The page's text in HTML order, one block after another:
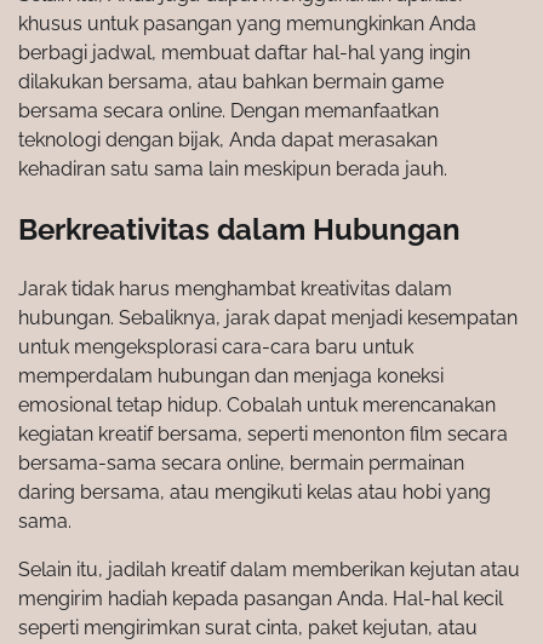
khusus untuk pasangan yang memungkinkan Anda
berbagi jadwal, membuat daftar hal-hal yang ingin
dilakukan bersama, atau bahkan bermain game
bersama secara online. Dengan memanfaatkan
teknologi dengan bijak, Anda dapat merasakan
kehadiran satu sama lain meskipun berada jauh.
Berkreativitas dalam Hubungan
Jarak tidak harus menghambat kreativitas dalam
hubungan. Sebaliknya, jarak dapat menjadi kesempatan
untuk mengeksplorasi cara-cara baru untuk
memperdalam hubungan dan menjaga koneksi
emosional tetap hidup. Cobalah untuk merencanakan
kegiatan kreatif bersama, seperti menonton film secara
bersama-sama secara online, bermain permainan
daring bersama, atau mengikuti kelas atau hobi yang
sama.
Selain itu, jadilah kreatif dalam memberikan kejutan atau
mengirim hadiah kepada pasangan Anda. Hal-hal kecil
seperti mengirimkan surat cinta, paket kejutan, atau